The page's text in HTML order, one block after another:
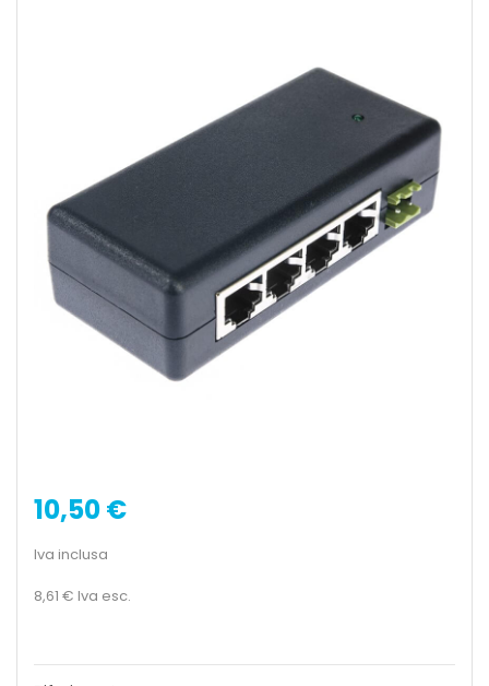
10,50 €
Iva inclusa
8,61 € Iva esc.